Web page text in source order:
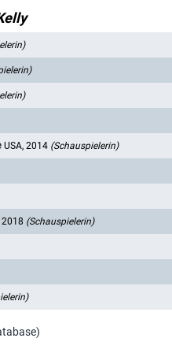
USA, 2014 (Schauspielerin)
2018 (Schauspielerin)